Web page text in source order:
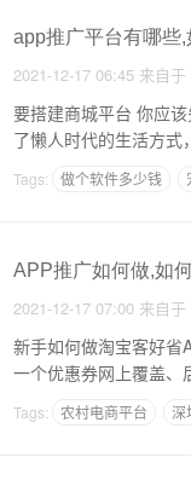
app推广平台有哪些
2021-12-17 06:45 来自于
要搭建商城平台 你应
了懒人时代的生活方
Tags: 做个软件多少钱
APP推广如何做,如
2021-12-17 07:00 来自于
新手如何做淘宝客好省
一个优惠券网上覆盖、
Tags: 农村电商平台 深